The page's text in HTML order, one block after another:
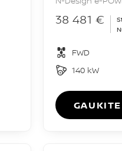
38 481 €
FWD
140 kW